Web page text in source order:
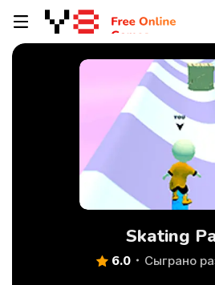
Skating
6.0 Сыграно